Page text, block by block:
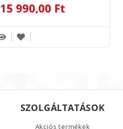
15 990,00 Ft
SZOLGÁLTATÁSOK
Akciós termékek